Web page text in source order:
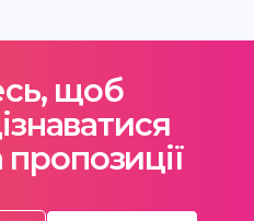
щоб
пропозиції